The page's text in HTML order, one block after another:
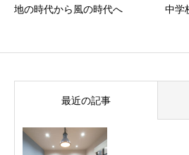
地の時代から風の時代へ 中学
最近の記事